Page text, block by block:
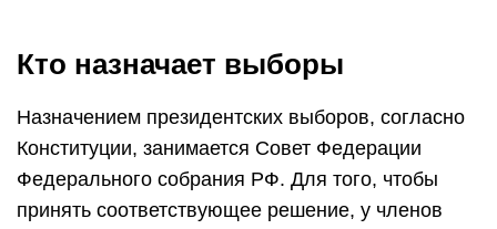
Кто назначает выборы
Назначением президентских выборов, согласно
Конституции, занимается Совет Федерации
Федерального собрания РФ. Для того, чтобы
принять соответствующее решение, у членов